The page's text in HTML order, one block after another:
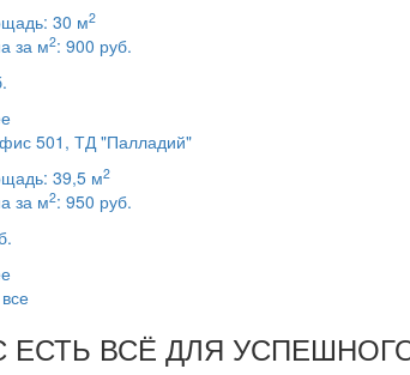
30 м2
за м2: 900 руб.
501, ТД "Палладий"
39,5 м2
за м2: 950 руб.
ЕСТЬ ВСЁ ДЛЯ